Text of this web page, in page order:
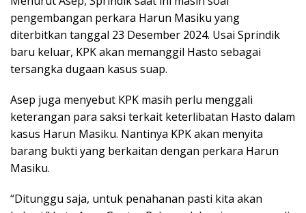
pengembangan perkara Harun Masiku yang
diterbitkan tanggal 23 Desember 2024. Usai Sprindik
baru keluar, KPK akan memanggil Hasto sebagai
tersangka dugaan kasus suap.
Asep juga menyebut KPK masih perlu menggali
keterangan para saksi terkait keterlibatan Hasto dalam
kasus Harun Masiku. Nantinya KPK akan menyita
barang bukti yang berkaitan dengan perkara Harun
Masiku.
“Ditunggu saja, untuk penahanan pasti kita akan